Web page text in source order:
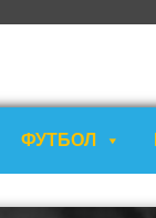
ФУТБОЛ